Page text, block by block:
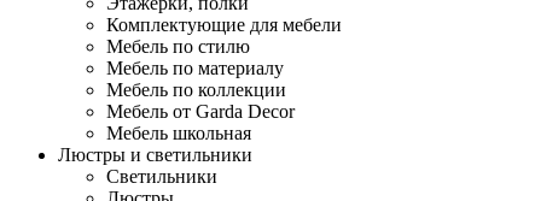
Комплектующие для мебели
Мебель по стилю
Мебель по материалу
Мебель по коллекции
Мебель от Garda Decor
Мебель школьная
Люстры и светильники
Светильники